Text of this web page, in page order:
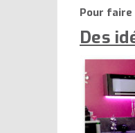
Pour faire
Des